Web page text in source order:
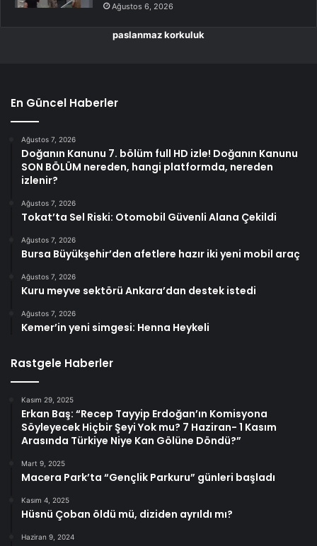
Ağustos 6, 2026
paslanmaz korkuluk
En Güncel Haberler
Ağustos 7, 2026
Doğanın Kanunu 7. bölüm full HD izle! Doğanın Kanunu
SON BÖLÜM nereden, hangi platformda, nereden
izlenir?
Ağustos 7, 2026
Tokat’ta Sel Riski: Otomobil Güvenli Alana Çekildi
Ağustos 7, 2026
Bursa Büyükşehir’den afetlere hazır iki yeni mobil araç
Ağustos 7, 2026
Kuru meyve sektörü Ankara’dan destek istedi
Ağustos 7, 2026
Kemer’in yeni simgesi: Henna Heykeli
Rastgele Haberler
Kasım 29, 2025
Erkan Baş: “Recep Tayyip Erdoğan’ın Komisyona
Söyleyecek Hiçbir Şeyi Yok mu? 7 Haziran- 1 Kasım
Arasında Türkiye Niye Kan Gölüne Döndü?”
Mart 9, 2025
Macera Park’ta “Gençlik Parkuru” günleri başladı
Kasım 4, 2025
Hüsnü Çoban öldü mü, diziden ayrıldı mı?
Haziran 9, 2024